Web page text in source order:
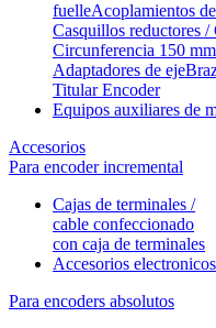
fuelleAcoplamientos
Casquillos reductores /
Circunferencia 150
Adaptadores de eje
Titular Encoder
Equipos auxiliares de
Accesorios
Para encoder incremental
Cajas de terminales /
cable confeccionado
con caja de terminales
Accesorios electronicos
Para encoders absolutos